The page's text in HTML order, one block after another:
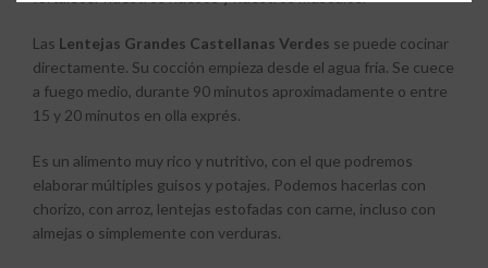
Las Lentejas Grandes Castellanas Verdes se puede cocinar
directamente. Su cocción empieza desde el agua fría. Se cuece
a fuego medio, durante 90 minutos aproximadamente o entre
15 y 20 minutos en olla exprés.
Es un alimento muy rico y nutritivo, con el que podremos
elaborar múltiples guisos y potajes. Podemos hacerlas con
chorizo, con arroz, lentejas estofadas con carne, incluso con
almejas o simplemente con verduras.